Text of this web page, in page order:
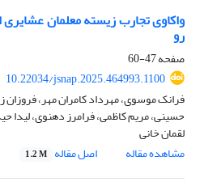
واکاوی تجارب زیسته معلمان
رو
صفحه47-60
10.22034/jsnap.2025.464993.1100
فرانک موسوی، مهرداد کامران مهر، فروزان
حسینی، مریم کاظمی، فرامرز دهنوی، لیدا
لقمان خانی
مشاهده مقاله
اصل مقاله 1.2 M